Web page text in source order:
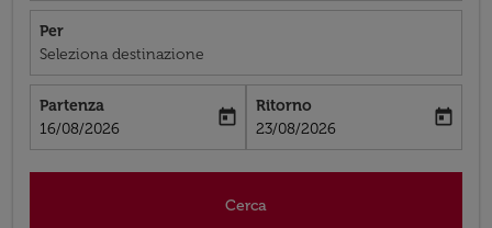
Per
Seleziona destinazione
Partenza
fc-booking-departure-date-aria-label
16/08/2026
today
Ritorno
fc-booking-return-date-aria-label
23/08/2026
today
Cerca